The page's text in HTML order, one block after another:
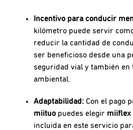
Incentivo para conducir
kilómetro puede servir
reducir la cantidad de
ser beneficioso desde una
seguridad vial y también
ambiental.
Adaptabilidad: Con el pago
miituo puedes elegir miiflex
incluida en este servicio